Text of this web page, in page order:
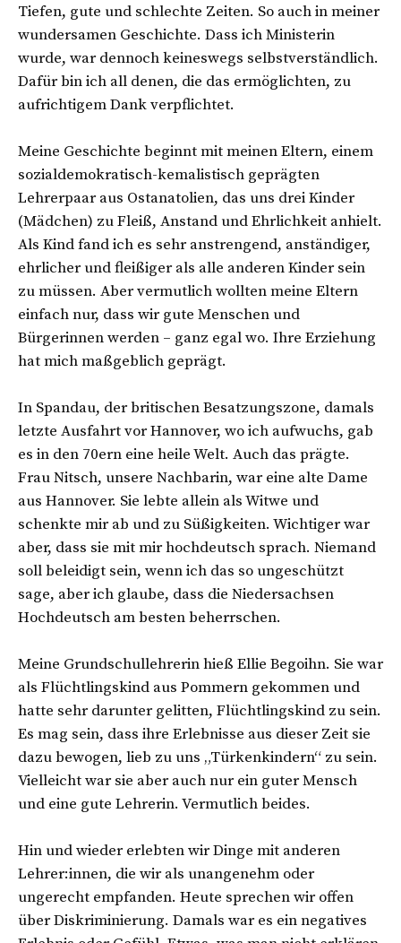
Tiefen, gute und schlechte Zeiten. So auch in meiner
wundersamen Geschichte. Dass ich Ministerin
wurde, war dennoch keineswegs selbstverständlich.
Dafür bin ich all denen, die das ermöglichten, zu
aufrichtigem Dank verpflichtet.
Meine Geschichte beginnt mit meinen Eltern, einem
sozialdemokratisch-kemalistisch geprägten
Lehrerpaar aus Ostanatolien, das uns drei Kinder
(Mädchen) zu Fleiß, Anstand und Ehrlichkeit anhielt.
Als Kind fand ich es sehr anstrengend, anständiger,
ehrlicher und fleißiger als alle anderen Kinder sein
zu müssen. Aber vermutlich wollten meine Eltern
einfach nur, dass wir gute Menschen und
Bürgerinnen werden – ganz egal wo. Ihre Erziehung
hat mich maßgeblich geprägt.
In Spandau, der britischen Besatzungszone, damals
letzte Ausfahrt vor Hannover, wo ich aufwuchs, gab
es in den 70ern eine heile Welt. Auch das prägte.
Frau Nitsch, unsere Nachbarin, war eine alte Dame
aus Hannover. Sie lebte allein als Witwe und
schenkte mir ab und zu Süßigkeiten. Wichtiger war
aber, dass sie mit mir hochdeutsch sprach. Niemand
soll beleidigt sein, wenn ich das so ungeschützt
sage, aber ich glaube, dass die Niedersachsen
Hochdeutsch am besten beherrschen.
Meine Grundschullehrerin hieß Ellie Begoihn. Sie war
als Flüchtlingskind aus Pommern gekommen und
hatte sehr darunter gelitten, Flüchtlingskind zu sein.
Es mag sein, dass ihre Erlebnisse aus dieser Zeit sie
dazu bewogen, lieb zu uns „Türkenkindern“ zu sein.
Vielleicht war sie aber auch nur ein guter Mensch
und eine gute Lehrerin. Vermutlich beides.
Hin und wieder erlebten wir Dinge mit anderen
Lehrer:innen, die wir als unangenehm oder
ungerecht empfanden. Heute sprechen wir offen
über Diskriminierung. Damals war es ein negatives